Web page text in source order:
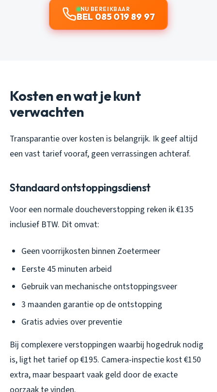
NU BEREIKBAAR
BEL 085 019 89 97
Kosten en wat je kunt
verwachten
Transparantie over kosten is belangrijk. Ik geef altijd
een vast tarief vooraf, geen verrassingen achteraf.
Standaard ontstoppingsdienst
Voor een normale doucheverstopping reken ik €135
inclusief BTW. Dit omvat:
Geen voorrijkosten binnen Zoetermeer
Eerste 45 minuten arbeid
Gebruik van mechanische ontstoppingsveer
3 maanden garantie op de ontstopping
Gratis advies over preventie
Bij complexere verstoppingen waarbij hogedruk nodig
is, ligt het tarief op €195. Camera-inspectie kost €150
extra, maar bespaart vaak geld door de exacte